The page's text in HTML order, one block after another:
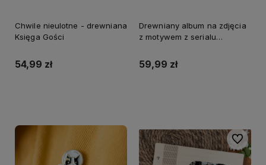
Chwile nieulotne - drewniana
Księga Gości
54,99 zł
Drewniany album na zdjęcia
z motywem z serialu
59,99 zł
Do